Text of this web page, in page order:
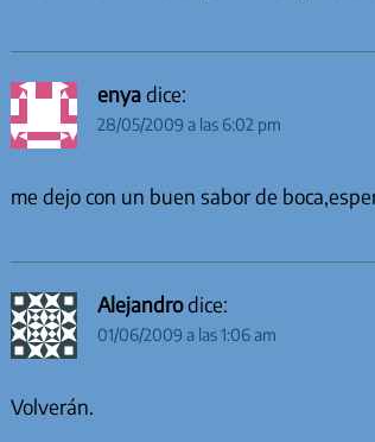
enya dice:
28/05/2009 a las 6:02 pm
me dejo con un buen sabor de
Alejandro dice:
01/06/2009 a las 1:06 am
Volverán.